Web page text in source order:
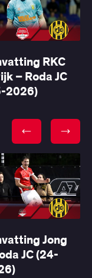
RKC
– Roda JC
2026)
Jong
JC (24-